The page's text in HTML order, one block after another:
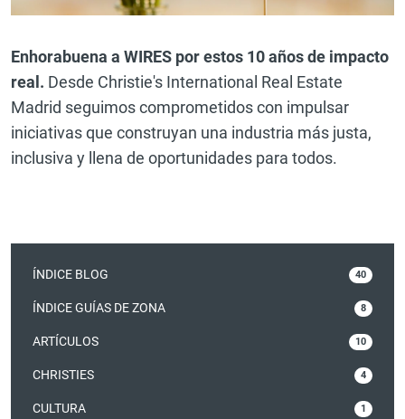
Enhorabuena a WIRES por estos 10 años de impacto
real. Desde Christie's International Real Estate
Madrid seguimos comprometidos con impulsar
iniciativas que construyan una industria más justa,
inclusiva y llena de oportunidades para todos.
ÍNDICE BLOG 40
ÍNDICE GUÍAS DE ZONA 8
ARTÍCULOS 10
CHRISTIES 4
CULTURA 1